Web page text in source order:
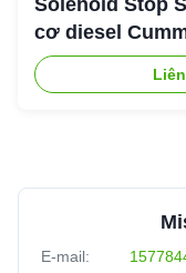
cơ diesel
E-mail: